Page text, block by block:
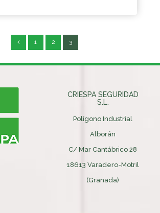
1 2 3
CRIESPA SEGURIDAD
S.L.
Polígono Industrial
Alborán
C/ Mar Cantábrico 28
18613 Varadero-Motril
(Granada)